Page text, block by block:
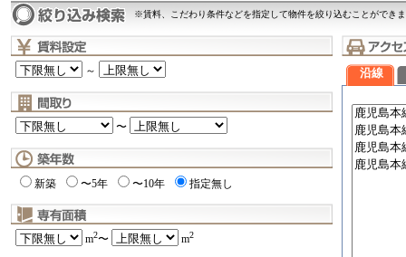
※賃料、こだわり条件などを指定して物件を絞り込むことができ
～
〜
新築 〜5年 〜10年 指定無し
m2〜 m2
沿線